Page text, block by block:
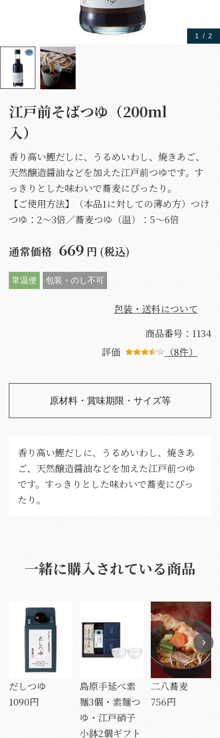
1 / 2
江戸前そばつゆ（200ml
入）
香り高い鰹だしに、うるめいわし、焼きあご、
天然醸造醤油などを加えた江戸前つゆです。す
っきりとした味わいで蕎麦にぴったり。
【ご使用方法】（本品1に対しての薄め方）つけ
つゆ：2〜3倍／蕎麦つゆ（温）：5〜6倍
通常価格 669 円 (税込)
常温便 包装・のし不可
包装・送料について
商品番号：1134
評価
（8件）
原材料・賞味期限・サイズ等
香り高い鰹だしに、うるめいわし、焼きあ
ご、天然醸造醤油などを加えた江戸前つゆ
です。すっきりとした味わいで蕎麦にぴっ
たり。
一緒に購入されている商品
だしつゆ
1090円
島原手延べ素
麺3個・素麺つ
ゆ・江戸硝子
小鉢2個ギフト
二八蕎麦
756円